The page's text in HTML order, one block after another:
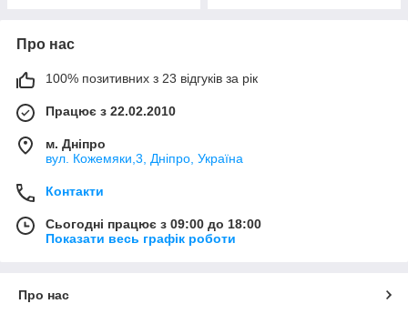
Про нас
100% позитивних з 23 відгуків за рік
Працює з 22.02.2010
м. Дніпро
вул. Кожемяки,3, Дніпро, Україна
Контакти
Сьогодні працює з 09:00 до 18:00
Показати весь графік роботи
Про нас